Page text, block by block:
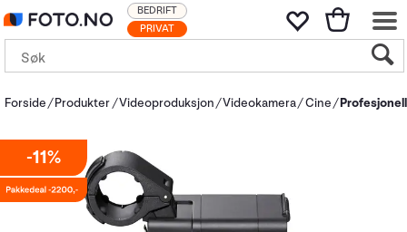
PRIVAT
BEDRIFT
Forside Produkter Videoproduksjon Videokamera Cine Profesjonell
11%